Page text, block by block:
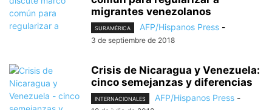
migrantes venezolanos
SURAMÉRICA AFP/Hispanos Press -
3 de septiembre de 2018
Crisis de Nicaragua y Venezuela:
cinco semejanzas y diferencias
INTERNACIONALES AFP/Hispanos Press -